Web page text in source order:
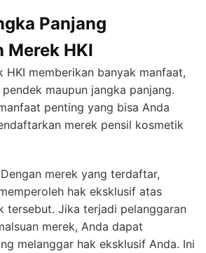
Panjang
Merek HKI
HKI memberikan banyak manfaat,
maupun jangka panjang.
penting yang bisa Anda
merek pensil kosmetik
merek yang terdaftar,
hak eksklusif atas
tersebut. Jika terjadi pelanggaran
merek, Anda dapat
melanggar hak eksklusif Anda. Ini